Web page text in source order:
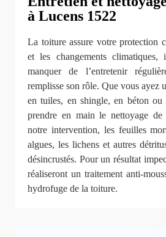
à Lucens 1522
La toiture assure votre protection
et les changements
manquer de l’entretenir
remplisse son rôle. Que vous ayez
en tuiles, en shingle, en béton ou
prendre en main le nettoyage
notre intervention, les feuilles
algues, les lichens et autres
désincrustés. Pour un résultat
réaliseront un traitement anti-
hydrofuge de la toiture.